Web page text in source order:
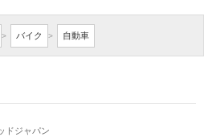
> バイク > 自動車
ドジャパン